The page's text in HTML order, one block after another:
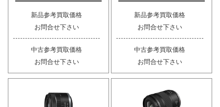
新品参考買取価格
お問合せ下さい
中古参考買取価格
お問合せ下さい
新品参考買取価格
お問合せ下さい
中古参考買取価格
お問合せ下さい